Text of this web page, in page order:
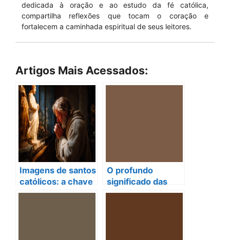
dedicada à oração e ao estudo da fé católica,
compartilha reflexões que tocam o coração e
fortalecem a caminhada espiritual de seus leitores.
Artigos Mais Acessados:
Imagens de santos
católicos: a chave
para orações que
O profundo
significado das
orações pascais e